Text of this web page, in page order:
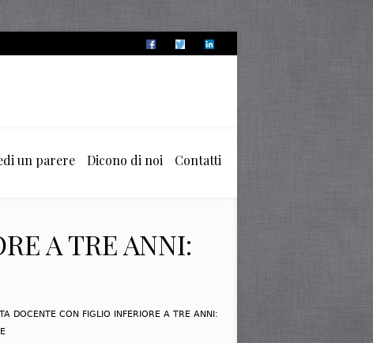
un parere Dicono di noi Contatti
A TRE ANNI:
DOCENTE CON FIGLIO INFERIORE A TRE ANNI: